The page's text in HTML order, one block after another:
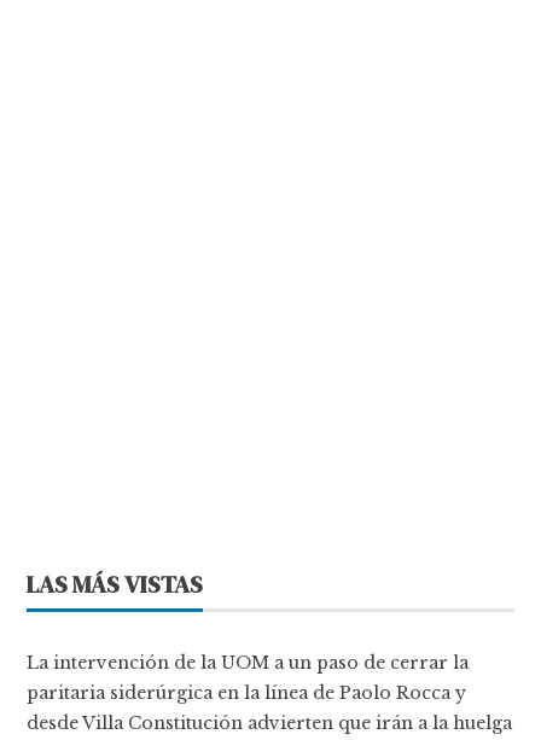
LAS MÁS VISTAS
La intervención de la UOM a un paso de cerrar la
paritaria siderúrgica en la línea de Paolo Rocca y
desde Villa Constitución advierten que irán a la huelga